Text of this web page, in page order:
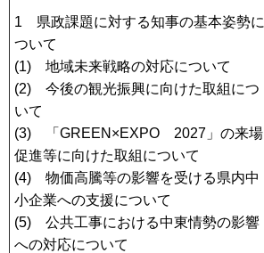
1 県政課題に対する知事の基本姿勢に
ついて
(1) 地域未来戦略の対応について
(2) 今後の観光振興に向けた取組につ
いて
(3) 「GREEN×EXPO 2027」の来場
促進等に向けた取組について
(4) 物価高騰等の影響を受ける県内中
小企業への支援について
(5) 公共工事における中東情勢の影響
への対応について